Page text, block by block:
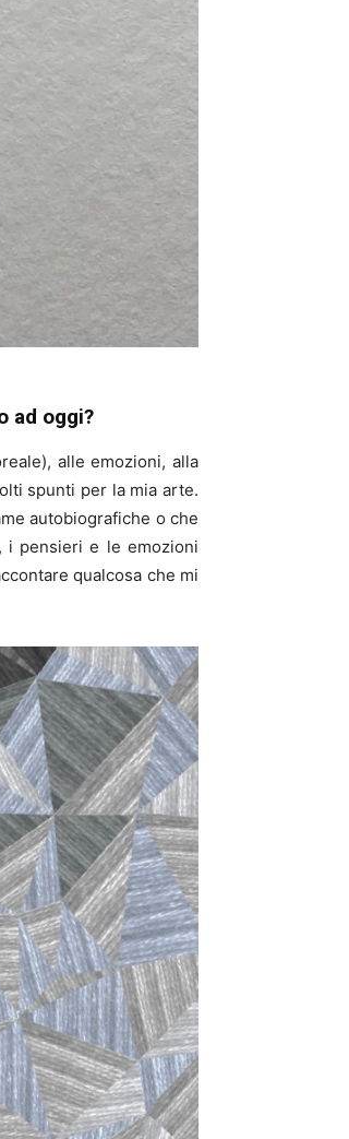
ad oggi?
alle emozioni, alla
spunti per la mia arte.
autobiografiche o che
i pensieri e le emozioni
qualcosa che mi